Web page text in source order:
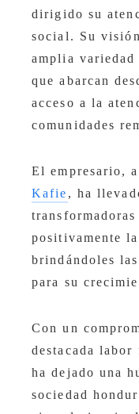
dirigido su
social. Su
amplia variedad
que abarcan
acceso a la
comunidades
El empresario,
Kafie , ha
positivamente
brindándoles
para su
Con un
destacada
ha dejado una
sociedad